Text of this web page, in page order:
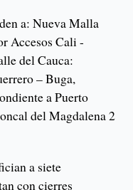
a: Nueva Malla
Accesos Cali -
del Cauca:
– Buga,
a Puerto
del Magdalena 2
a siete
con cierres